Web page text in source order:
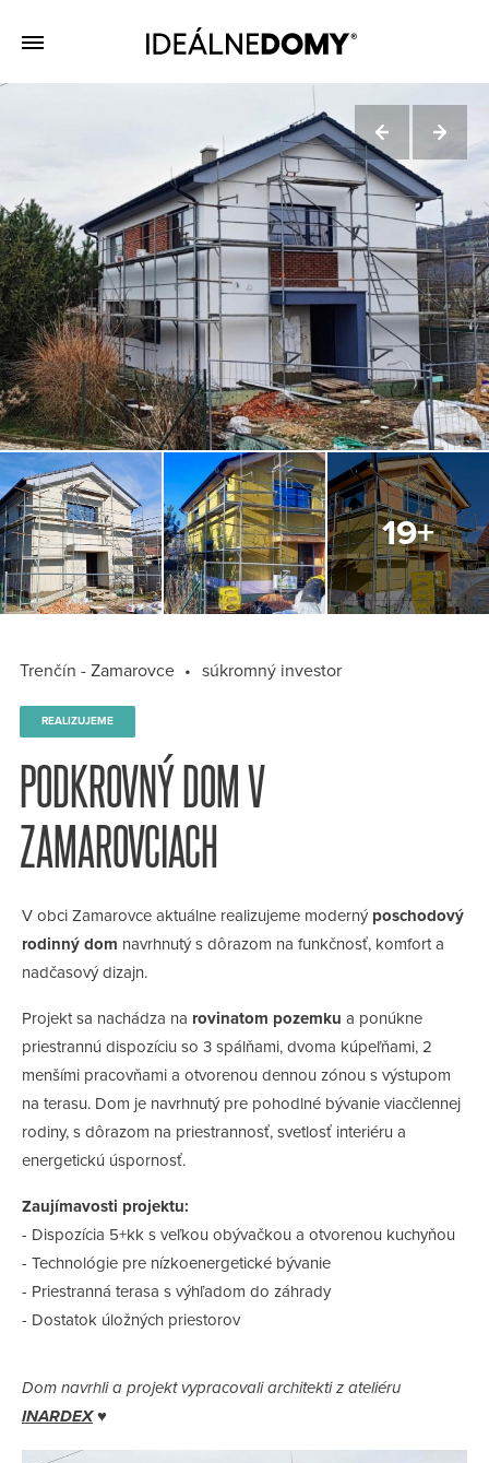
Trenčín - Zamarovce súkromný investor
REALIZUJEME
PODKROVNÝ DOM V
ZAMAROVCIACH
V obci Zamarovce aktuálne realizujeme moderný poschodový
rodinný dom navrhnutý s dôrazom na funkčnosť, komfort a
nadčasový dizajn.
Projekt sa nachádza na rovinatom pozemku a ponúkne
priestrannú dispozíciu so 3 spálňami, dvoma kúpeľňami, 2
menšími pracovňami a otvorenou dennou zónou s výstupom
na terasu. Dom je navrhnutý pre pohodlné bývanie viacčlennej
rodiny, s dôrazom na priestrannosť, svetlosť interiéru a
energetickú úspornosť.
Zaujímavosti projektu:
- Dispozícia 5+kk s veľkou obývačkou a otvorenou kuchyňou
- Technológie pre nízkoenergetické bývanie
- Priestranná terasa s výhľadom do záhrady
- Dostatok úložných priestorov
Dom navrhli a projekt vypracovali architekti z ateliéru
INARDEX♥